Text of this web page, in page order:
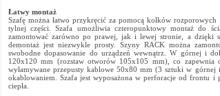
Łatwy montaż
Szafę można łatwo przykręcić za pomocą kołków
tylnej części. Szafa umożliwia czteropunktowy montaż do
zamontować zarówno po prawej, jak i lewej stronie, a dzięki
demontaż jest niezwykle prosty. Szyny RACK można
swobodne dopasowanie do urządzeń wewnątrz. W górnej i
120x120 mm (rozstaw otworów 105x105 mm), co zapewnia
wyłamywane przepusty kablowe 50x80 mm (3 sztuki w górnej
okablowaniem. Szafa jest wyposażona w perforacje od frontu i
ciepła.